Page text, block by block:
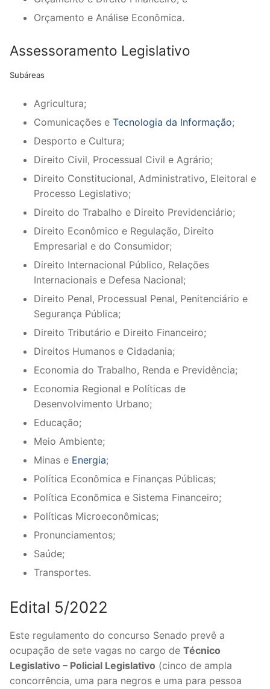
Orçamento e Análise Econômica.
Assessoramento Legislativo
Subáreas
Agricultura;
Comunicações e Tecnologia da Informação;
Desporto e Cultura;
Direito Civil, Processual Civil e Agrário;
Direito Constitucional, Administrativo, Eleitoral e
Processo Legislativo;
Direito do Trabalho e Direito Previdenciário;
Direito Econômico e Regulação, Direito
Empresarial e do Consumidor;
Direito Internacional Público, Relações
Internacionais e Defesa Nacional;
Direito Penal, Processual Penal, Penitenciário e
Segurança Pública;
Direito Tributário e Direito Financeiro;
Direitos Humanos e Cidadania;
Economia do Trabalho, Renda e Previdência;
Economia Regional e Políticas de
Desenvolvimento Urbano;
Educação;
Meio Ambiente;
Minas e Energia;
Política Econômica e Finanças Públicas;
Política Econômica e Sistema Financeiro;
Políticas Microeconômicas;
Pronunciamentos;
Saúde;
Transportes.
Edital 5/2022
Este regulamento do concurso Senado prevê a
ocupação de sete vagas no cargo de Técnico
Legislativo – Policial Legislativo (cinco de ampla
concorrência, uma para negros e uma para pessoa